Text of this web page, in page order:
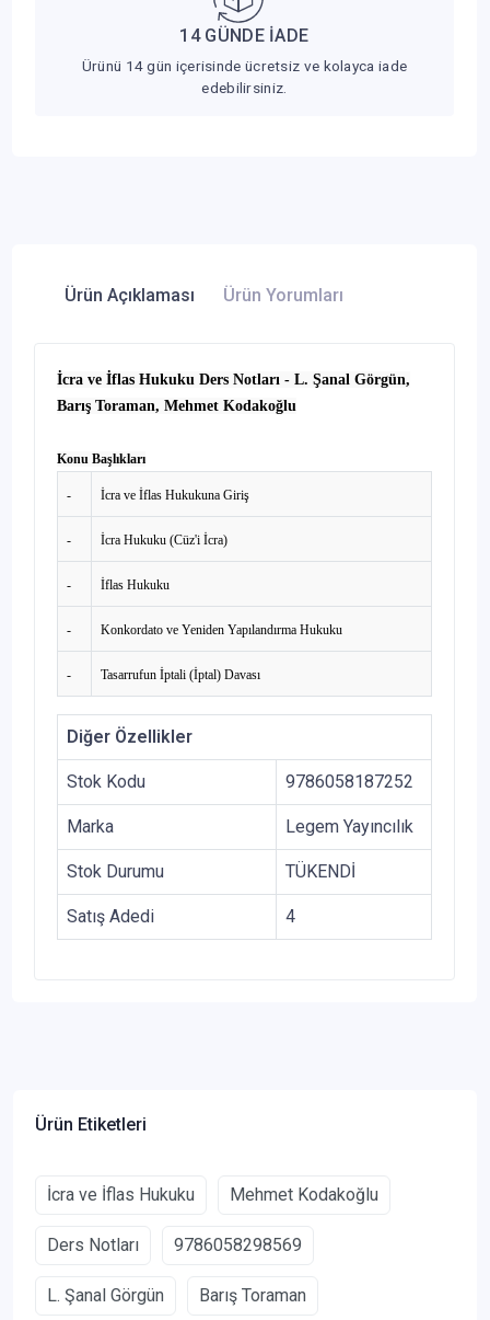
14 GÜNDE İADE
Ürünü 14 gün içerisinde ücretsiz ve kolayca iade
edebilirsiniz.
Ürün Açıklaması Ürün Yorumları
İcra ve İflas Hukuku Ders Notları - L. Şanal Görgün,
Barış Toraman, Mehmet Kodakoğlu
Konu Başlıkları
- İcra ve İflas Hukukuna Giriş
- İcra Hukuku (Cüz'i İcra)
- İflas Hukuku
- Konkordato ve Yeniden Yapılandırma Hukuku
- Tasarrufun İptali (İptal) Davası
Diğer Özellikler
Stok Kodu 9786058187252
Marka Legem Yayıncılık
Stok Durumu TÜKENDİ
Satış Adedi 4
Ürün Etiketleri
İcra ve İflas Hukuku Mehmet Kodakoğlu
Ders Notları 9786058298569
L. Şanal Görgün Barış Toraman